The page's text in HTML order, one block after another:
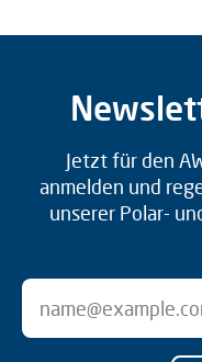
Jetzt für den
anmelden und
unserer Polar-